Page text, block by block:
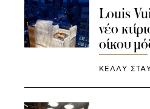
Louis
νέο
οίκου
ΚΕΛΛΥ